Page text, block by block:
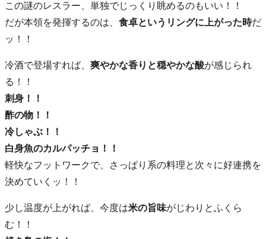
この謎のレスラー、単独でじっくり眺めるのもいい！！
だが本領を発揮するのは、 食卓というリングに上がった時だ
ッ！！
冷酒で登場すれば、 爽やかな香りと穏やかな酸が感じられ
る！！
刺身！！
酢の物！！
冷しゃぶ！！
白身魚のカルパッチョ！！
軽快なフットワークで、さっぱり系の料理と次々に好連携を
決めていくッ！！
少し温度が上がれば、今度は米の旨味がじわりとふくら
む！！